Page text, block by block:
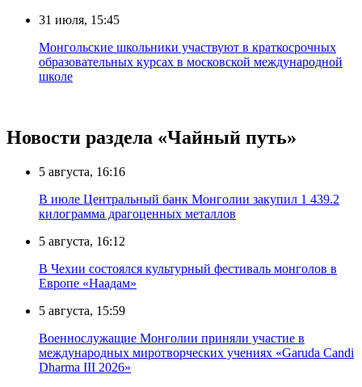
31 июля, 15:45
Монгольские школьники участвуют в краткосрочных
образовательных курсах в московской международной
школе
Новости раздела «Чайный путь»
5 августа, 16:16
В июле Центральный банк Монголии закупил 1 439.2
килограмма драгоценных металлов
5 августа, 16:12
В Чехии состоялся культурный фестиваль монголов в
Европе «Наадам»
5 августа, 15:59
Военнослужащие Монголии приняли участие в
международных миротворческих учениях «Garuda Candi
Dharma III 2026»